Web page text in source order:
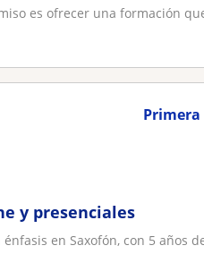
es ofrecer una formación
y presenciales
en Saxofón, con 5 años